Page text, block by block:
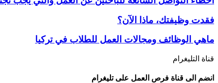
فقدت وظيفتك، ماذا الآن؟
ماهي الوظائف ومجالات العمل للطلاب في تركيا
قناة التليغرام
انضم الى قناة فرص العمل على تليغرام